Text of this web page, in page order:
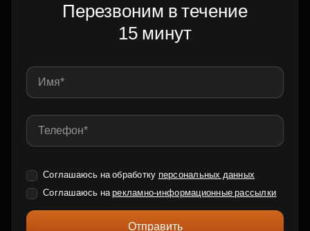
Перезвоним в течение
15 минут
Соглашаюсь на обработку персональных данных
Соглашаюсь нарекламно-информационные рассылки
Отправить